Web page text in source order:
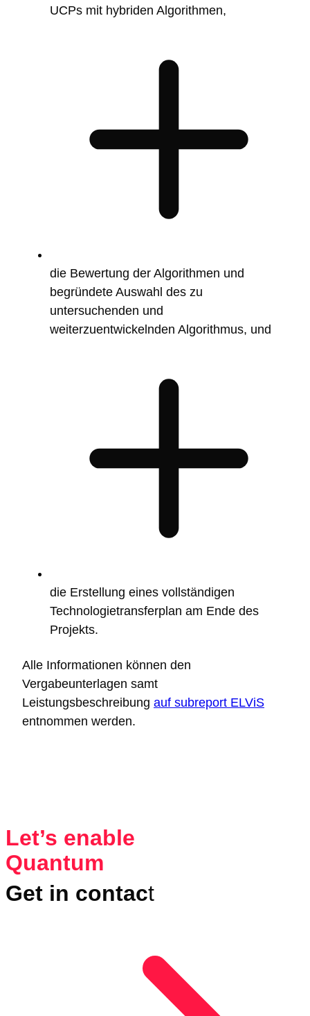
UCPs mit hybriden Algorithmen,
die Bewertung der Algorithmen und
begründete Auswahl des zu
untersuchenden und
weiterzuentwickelnden Algorithmus, und
die Erstellung eines vollständigen
Technologietransferplan am Ende des
Projekts.
Alle Informationen können den
Vergabeunterlagen samt
Leistungsbeschreibung auf subreport ELViS
entnommen werden.
Let’s enable
Quantum
Get in contact